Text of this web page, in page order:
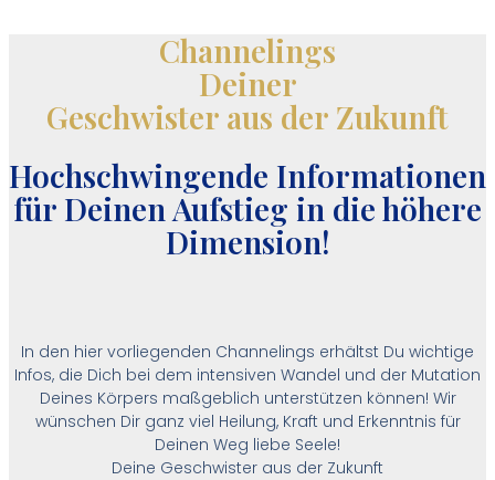
Channelings
Deiner
Geschwister aus der Zukunft
Hochschwingende Informationen
für Deinen Aufstieg in die höhere
Dimension!
In den hier vorliegenden Channelings erhältst Du wichtige
Infos, die Dich bei dem intensiven Wandel und der Mutation
Deines Körpers maßgeblich unterstützen können! Wir
wünschen Dir ganz viel Heilung, Kraft und Erkenntnis für
Deinen Weg liebe Seele!
Deine Geschwister aus der Zukunft